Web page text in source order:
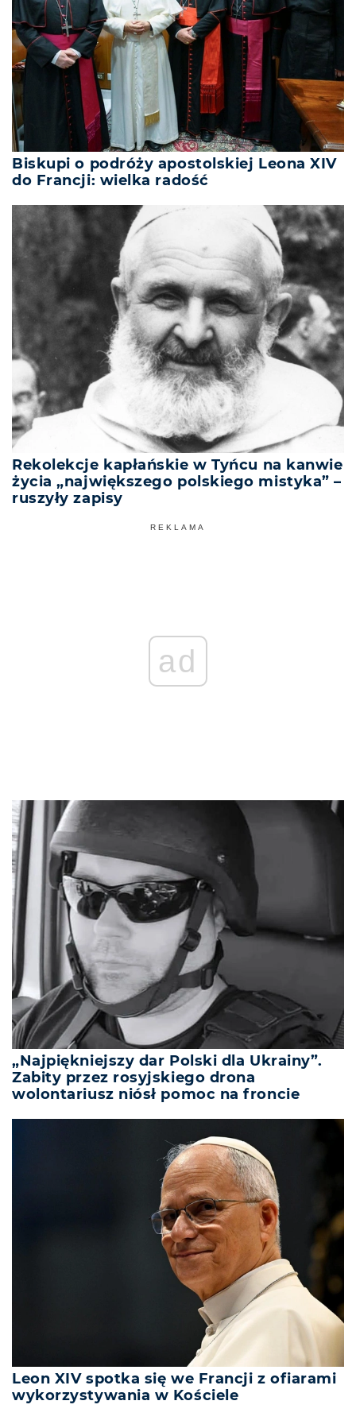
Biskupi o podróży apostolskiej Leona XIV
do Francji: wielka radość
Rekolekcje kapłańskie w Tyńcu na kanwie
życia „największego polskiego mistyka” –
ruszyły zapisy
REKLAMA
ad
„Najpiękniejszy dar Polski dla Ukrainy”.
Zabity przez rosyjskiego drona
wolontariusz niósł pomoc na froncie
Leon XIV spotka się we Francji z ofiarami
wykorzystywania w Kościele